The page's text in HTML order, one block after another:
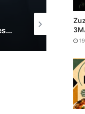
MiejskiKruk-Chcesz wiedzieć co tu się dzieje? prod.MiejskiKruk feat: DjLeonidas TELEDYSK 2018
22 stycznia 2023